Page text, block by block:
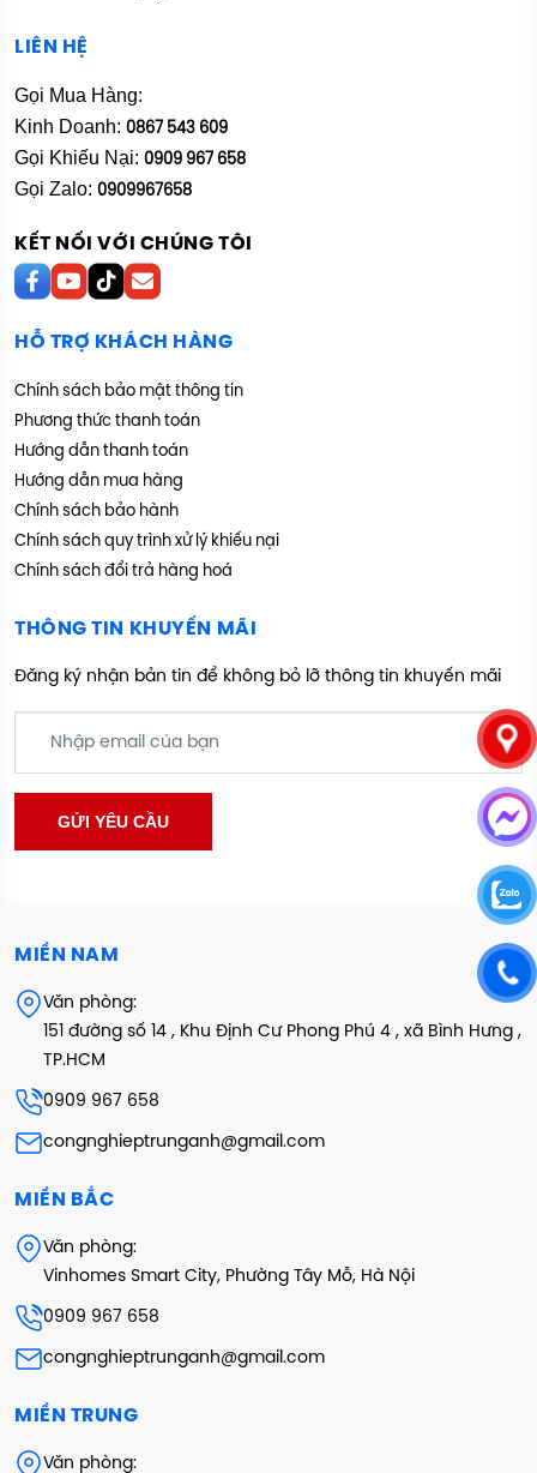
LIÊN HỆ
Gọi Mua Hàng:
Kinh Doanh: 0867 543 609
Gọi Khiếu Nại: 0909 967 658
Gọi Zalo: 0909967658
KẾT NỐI VỚI CHÚNG TÔI
HỖ TRỢ KHÁCH HÀNG
Chính sách bảo mật thông tin
Phương thức thanh toán
Hướng dẫn thanh toán
Hướng dẫn mua hàng
Chính sách bảo hành
Chính sách quy trình xử lý khiếu nại
Chính sách đổi trả hàng hoá
THÔNG TIN KHUYẾN MÃI
Đăng ký nhận bản tin để không bỏ lỡ thông tin khuyến mãi
MIỀN NAM
Văn phòng:
151 đường số 14 , Khu Định Cư Phong Phú 4 , xã Bình Hưng ,
TP.HCM
0909 967 658
congnghieptrunganh@gmail.com
MIỀN BẮC
Văn phòng:
Vinhomes Smart City, Phường Tây Mỗ, Hà Nội
0909 967 658
congnghieptrunganh@gmail.com
MIỀN TRUNG
Văn phòng: